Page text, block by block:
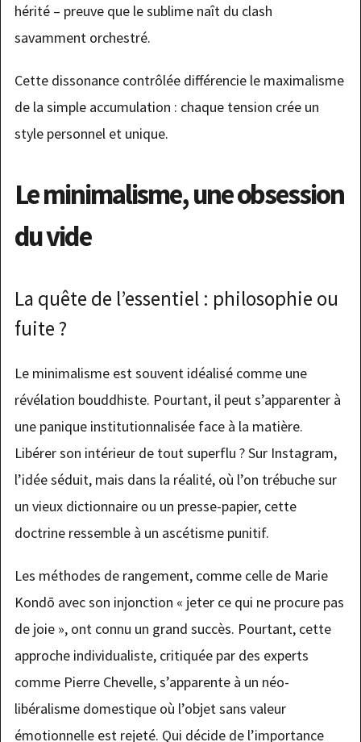
hérité – preuve que le sublime naît du clash
savamment orchestré.
Cette dissonance contrôlée différencie le maximalisme
de la simple accumulation : chaque tension crée un
style personnel et unique.
Le minimalisme, une obsession
du vide
La quête de l’essentiel : philosophie ou
fuite ?
Le minimalisme est souvent idéalisé comme une
révélation bouddhiste. Pourtant, il peut s’apparenter à
une panique institutionnalisée face à la matière.
Libérer son intérieur de tout superflu ? Sur Instagram,
l’idée séduit, mais dans la réalité, où l’on trébuche sur
un vieux dictionnaire ou un presse-papier, cette
doctrine ressemble à un ascétisme punitif.
Les méthodes de rangement, comme celle de Marie
Kondō avec son injonction « jeter ce qui ne procure pas
de joie », ont connu un grand succès. Pourtant, cette
approche individualiste, critiquée par des experts
comme Pierre Chevelle, s’apparente à un néo-
libéralisme domestique où l’objet sans valeur
émotionnelle est rejeté. Qui décide de l’importance